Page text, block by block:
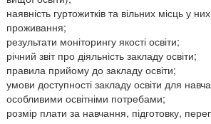
наявність гуртожитків та вільних місць у
проживання;
результати моніторингу якості освіти;
річний звіт про діяльність закладу освіти;
правила прийому до закладу освіти;
умови доступності закладу освіти для
особливими освітніми потребами;
розмір плати за навчання, підготовку,